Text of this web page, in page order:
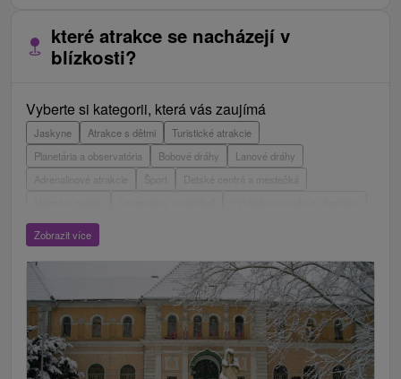
které atrakce se nacházejí v
blízkosti?
Vyberte si kategorii, která vás zaujímá
Jaskyne Atrakce s dětmi
Turistické atrakcie
Planetária a observatória
Bobové dráhy
Lanové dráhy
Adrenalinové atrakcie
Detské centrá a mestečká
ZOO a zvieracie farmy
Mestské a zámocké parky
Jazerá, plesá, vodné nádrže
Technické pamiatky
Pamätníky
Vodopády
Drevené kostolíky Hrady, zámky, zrúcaniny
Skanzeny
Aquaparky, kúpaliská
Pramene Divadlá
Jazda na koni
Túry a turistické chodníky
Kaštiele Horské chaty
Sakrálne miesta
Plte, rafting, splavy
Architektonické stavby
Lyžiarske strediská
Zobrazit více